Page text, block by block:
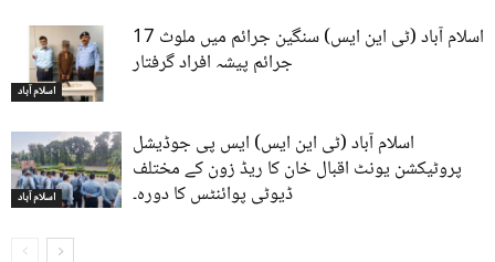
اسلام آباد
اسلام آباد (ٹی این ایس) سنگین جرائم میں ملوث 17
جرائم پیشہ افراد گرفتار
اسلام آباد
اسلام آباد (ٹی این ایس) ایس پی جوڈیشل
پروٹیکشن یونٹ اقبال خان کا ریڈ زون کے مختلف
ڈیوٹی پوائنٹس کا دورہ۔